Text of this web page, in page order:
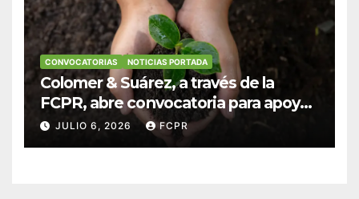
CONVOCATORIAS NOTICIAS PORTADA
Colomer & Suárez, a través de la
FCPR, abre convocatoria para apoyar
proyectos de seguridad alimentaria
JULIO 6, 2026 FCPR